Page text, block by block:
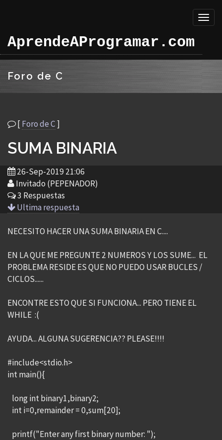
AprendeAProgramar.com
Foro de C
[Foro de C]
SUMA BINARIA
26-Sep-2019 21:06
Invitado (PEPENADOR)
3 Respuestas
Ultima respuesta
NECESITO HACER UNA SUMA BINARIA EN C....
EN LA QUE ME PREGUNTE 2 NUMEROS Y LOS SUME... EL
PROBLEMA RESIDE ES QUE NO PUEDO USAR BUCLES /
CICLOS......
ENCONTRE ESTO QUE SI FUNCIONA... PERO TIENE EL
WHILE :(
AYUDA... ALGUNA SUGERENCIA?? PLEASE!!!!
#include<stdio.h>
int main(){
long int binary1,binary2;
int i=0,remainder = 0,sum[20];
printf("Enter any first binary number: ");